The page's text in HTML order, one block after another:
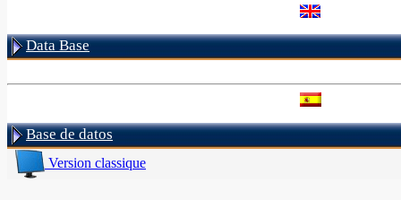
Data Base
Base de datos
Version classique